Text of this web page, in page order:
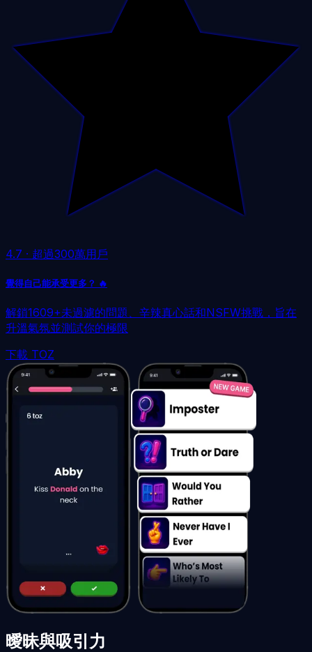
4.7 · 超過300萬用戶
覺得自己能承受更多？ 🔥
解鎖1609+未過濾的問題、辛辣真心話和NSFW挑戰，旨在
升溫氣氛並測試你的極限
下載 TOZ
曖昧與吸引力